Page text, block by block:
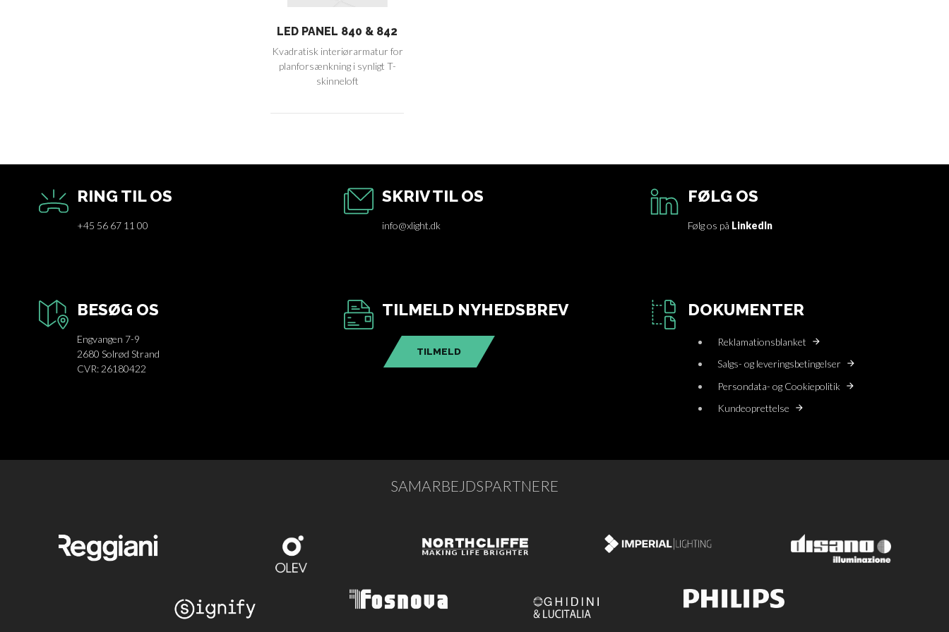
LED PANEL 840 & 842
Kvadratisk interiørarmatur for
planforsænkning i synligt T-
skinneloft
RING TIL OS
+45 56 67 11 00
SKRIV TIL OS
info@xlight.dk
FØLG OS
Følg os på LinkedIn
BESØG OS
Engvangen 7-9
2680 Solrød Strand
CVR: 26180422
TILMELD NYHEDSBREV
TILMELD
DOKUMENTER
Reklamationsblanket
Salgs- og leveringsbetingelser
Persondata- og Cookiepolitik
Kundeoprettelse
SAMARBEJDSPARTNERE